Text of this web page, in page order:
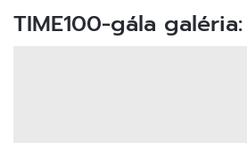
TIME100-gála galéria: